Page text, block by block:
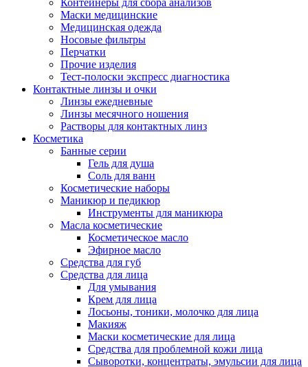
Контейнеры для сбора анализов
Маски медицинские
Медицинская одежда
Носовые фильтры
Перчатки
Прочие изделия
Тест-полоски экспресс диагностика
Контактные линзы и очки
Линзы ежедневные
Линзы месячного ношения
Растворы для контактных линз
Косметика
Банные серии
Гель для душа
Соль для ванн
Косметические наборы
Маникюр и педикюр
Инструменты для маникюра
Масла косметические
Косметическое масло
Эфирное масло
Средства для губ
Средства для лица
Для умывания
Крем для лица
Лосьоны, тоники, молочко для лица
Макияж
Маски косметические для лица
Средства для проблемной кожи лица
Сыворотки, концентраты, эмульсии для лица